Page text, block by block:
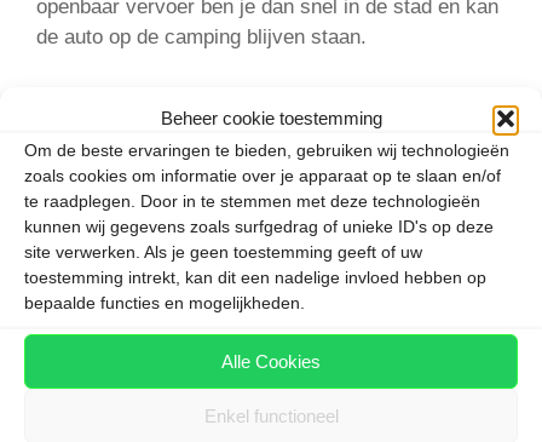
Beheer cookie toestemming
Om de beste ervaringen te bieden, gebruiken wij technologieën
zoals cookies om informatie over je apparaat op te slaan en/of
te raadplegen. Door in te stemmen met deze technologieën
kunnen wij gegevens zoals surfgedrag of unieke ID's op deze
site verwerken. Als je geen toestemming geeft of uw
toestemming intrekt, kan dit een nadelige invloed hebben op
bepaalde functies en mogelijkheden.
Alle Cookies
Enkel functioneel
openbaar vervoer ben je dan snel in de stad en kan
de auto op de camping blijven staan.
kortingen bij de musea en bij een boottocht op de
Rijn. Met de kaart kun je ook gedurende 24 of 48
uur gebruikmaken van al het openbaar vervoer in
de stad.
Categorieën
Duitsland
Keulen
familievakantie,Keulen,kinderen
Europa kleurt steeds groener